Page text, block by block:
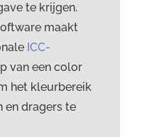
te krijgen.
maakt
ICC-
van een color
het kleurbereik
en dragers te